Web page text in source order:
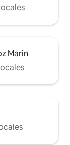
Marin